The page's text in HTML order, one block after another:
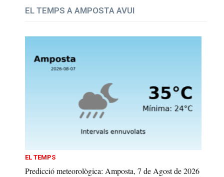
EL TEMPS A AMPOSTA AVUI
EL TEMPS
Predicció meteorològica: Amposta, 7 de Agost de 2026